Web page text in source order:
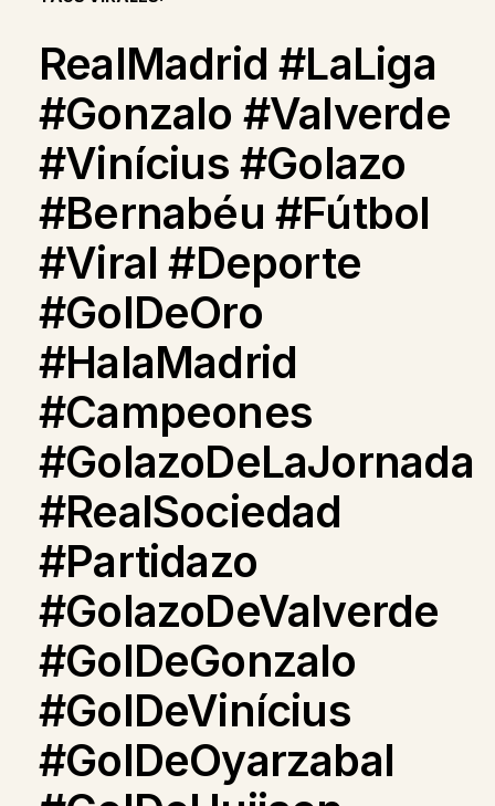
RealMadrid #LaLiga
#Gonzalo #Valverde
#Vinícius #Golazo
#Bernabéu #Fútbol
#Viral #Deporte
#GolDeOro
#HalaMadrid
#Campeones
#GolazoDeLaJornada
#RealSociedad
#Partidazo
#GolazoDeValverde
#GolDeGonzalo
#GolDeVinícius
#GolDeOyarzabal